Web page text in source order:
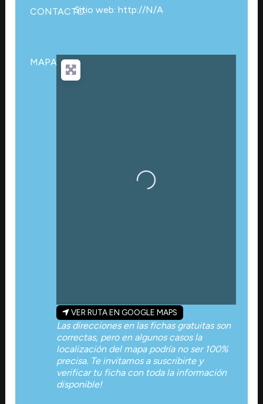
CONTACTO:Sitio web: http://N/A
MAPA:
Cargando…
VER RUTA EN GOOGLE MAPS
Las direcciones en las fichas gratuitas son
correctas, pero en algunos casos la
localización del mapa podría no ser 100%
precisa. Te invitamos a suscribirte y
verificar tu ficha con toda la información
disponible!